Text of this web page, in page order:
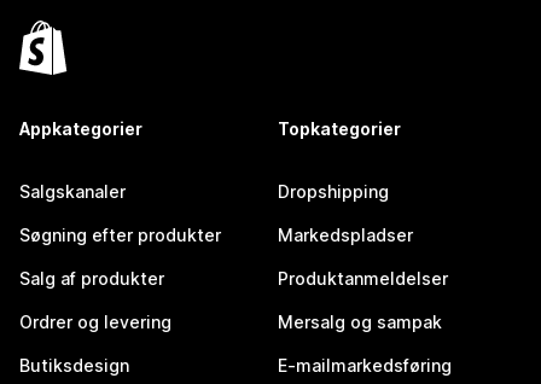
Appkategorier
Salgskanaler
Søgning efter produkter
Salg af produkter
Ordrer og levering
Butiksdesign
Topkategorier
Dropshipping
Markedspladser
Produktanmeldelser
Mersalg og sampak
E-mailmarkedsføring